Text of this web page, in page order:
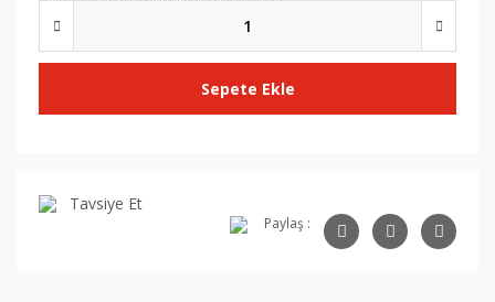
Sepete Ekle
Tavsiye Et
Paylaş :